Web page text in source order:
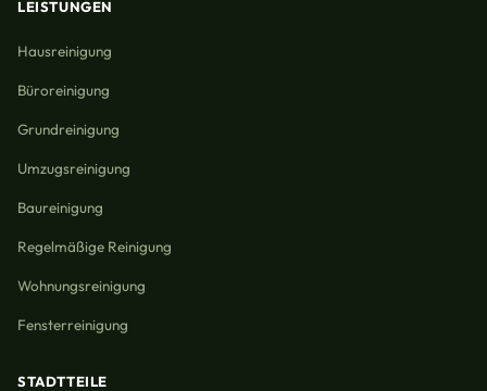
LEISTUNGEN
Hausreinigung
Büroreinigung
Grundreinigung
Umzugsreinigung
Baureinigung
Regelmäßige Reinigung
Wohnungsreinigung
Fensterreinigung
STADTTEILE